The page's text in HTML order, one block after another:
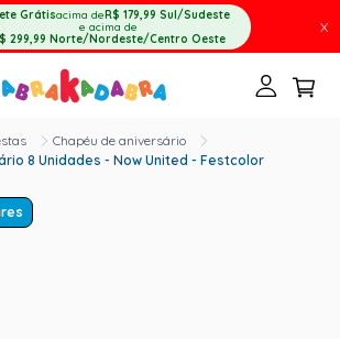
Grátisacima deR$ 179,99 Sul/Sudeste
e acima de
299,99 Norte/Nordeste/Centro Oeste
X
Chapéu de aniversário
8 Unidades - Now United - Festcolor